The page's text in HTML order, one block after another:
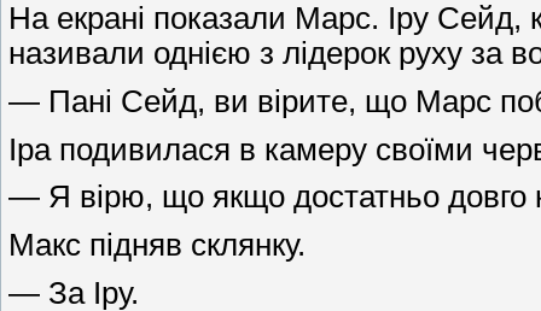
На екрані показали Марс. Іру
називали однією з лідерок руху
— Пані Сейд, ви вірите, що Марс
Іра подивилася в камеру своїми
— Я вірю, що якщо достатньо довго
Макс підняв склянку.
— За Іру.